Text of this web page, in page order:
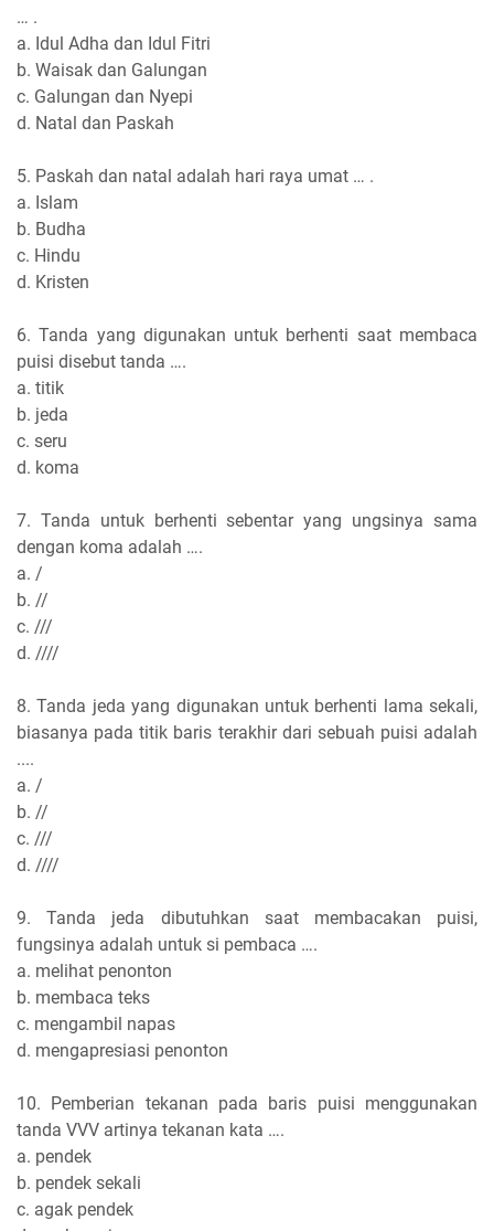
… .
a. Idul Adha dan Idul Fitri
b. Waisak dan Galungan
c. Galungan dan Nyepi
d. Natal dan Paskah
5. Paskah dan natal adalah hari raya umat … .
a. Islam
b. Budha
c. Hindu
d. Kristen
6. Tanda yang digunakan untuk berhenti saat membaca
puisi disebut tanda ….
a. titik
b. jeda
c. seru
d. koma
7. Tanda untuk berhenti sebentar yang ungsinya sama
dengan koma adalah ….
a. /
b. //
c. ///
d. ////
8. Tanda jeda yang digunakan untuk berhenti lama sekali,
biasanya pada titik baris terakhir dari sebuah puisi adalah
....
a. /
b. //
c. ///
d. ////
9. Tanda jeda dibutuhkan saat membacakan puisi,
fungsinya adalah untuk si pembaca ….
a. melihat penonton
b. membaca teks
c. mengambil napas
d. mengapresiasi penonton
10. Pemberian tekanan pada baris puisi menggunakan
tanda VVV artinya tekanan kata ….
a. pendek
b. pendek sekali
c. agak pendek